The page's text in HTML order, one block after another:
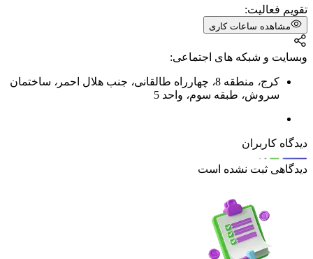
تقویم فعالیت:
مشاهده ساعات کاری
وبسایت و شبکه های اجتماعی:
کرج، منطقه 8 ، چهارراه طالقانی، جنب هلال احمر ، ساختمان
سروش، طبقه سوم، واحد 5
دیدگاه کاربران
دیدگاهی ثبت نشده است